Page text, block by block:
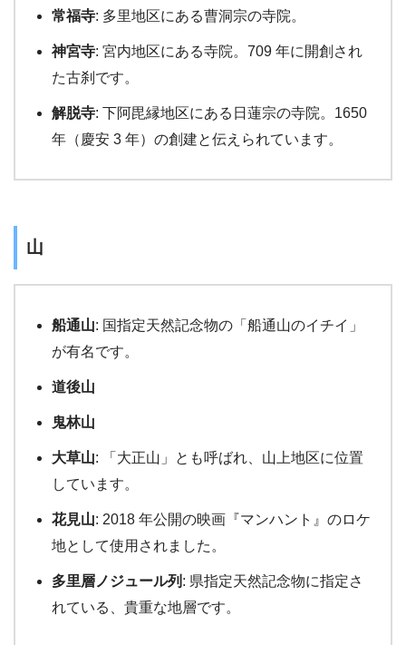
常福寺: 多里地区にある曹洞宗の寺院。
神宮寺: 宮内地区にある寺院。709 年に開創され
た古刹です。
解脱寺: 下阿毘縁地区にある日蓮宗の寺院。1650
年（慶安 3 年）の創建と伝えられています。
山
船通山: 国指定天然記念物の「船通山のイチイ」
が有名です。
道後山
鬼林山
大草山: 「大正山」とも呼ばれ、山上地区に位置
しています。
花見山: 2018 年公開の映画『マンハント』のロケ
地として使用されました。
多里層ノジュール列 : 県指定天然記念物に指定さ
れている、貴重な地層です。